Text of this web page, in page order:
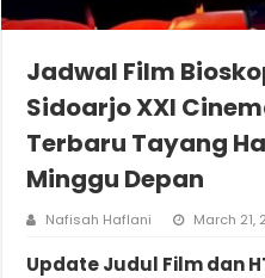
Jadwal Film
Sidoarjo XXI
Terbaru Tayang
Minggu Depan
Nafisah Haflani March 21,
Update Judul Film dan